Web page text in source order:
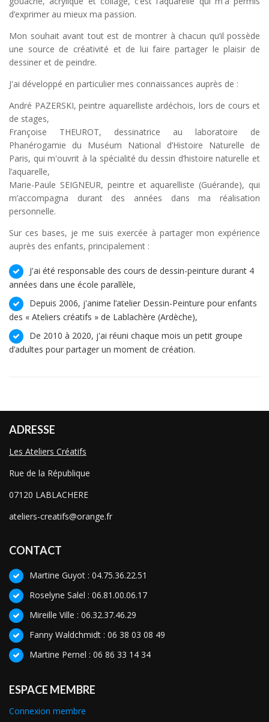
d’exprimer au mieux ma passion.
Mon souhait avant tout est de montrer à chacun qu’il possède
une source de créativité et de lui faire partager le plaisir de
dessiner et de peindre.
J'ai développé en particulier mes connaissances auprès de :
André PAZERSKI, peintre aquarelliste ardéchois, lors de cours et
de stages,
Françoise THEUROT, dessinatrice au laboratoire de
Phanérogamie du Muséum National d’Histoire Naturelle de
Paris, qui m'ouvrit à la spécialité du dessin d’histoire naturelle et
l’aquarelle,
Marie-Paule SEIGNEUR, peintre et aquarelliste (Guérande), qui
m’accompagna durant des années dans ma réalisation
personnelle.
Sur ces bases, je me suis exercée à partager mon expérience
auprès des enfants, principalement :
J'ai été responsable des cours de dessin-peinture durant 4
années dans une école parallèle,
Depuis 2006, j'anime l’atelier Dessin-Peinture pour enfants
des « Ateliers créatifs » de Lablachère (Ardèche),
De 2010 à 2020, j'ai réuni chaque mois un petit groupe
d’adultes pour partager un moment de création.
ADRESSE
Les Ateliers Créatifs
Rue de la République
07120 LABLACHERE
ateliers-creatifs@orange.fr
CONTACT
Martine Guyot : 04.75.36.22.51
Roselyne Salel : 06.81.00.06.17
Mireille Ville : 06.32.37.46.29
Fanny Waldchmidt : 06 38 03 08 49
Martine Pernel : 06 86 33 14 34
ESPACE MEMBRE
Connexion membre